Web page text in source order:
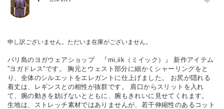
申し訳ございません。ただいま在庫がございません。
バリ島のヨガウェアショップ 『mi,iik（ミイック）』 新作アイテム
”ヨガドレス”です。 胸元とウェスト部分に細かくシャーリングをと
り、全体のシルエットをエレガントに仕上げました。 お尻が隠れる
着丈は、レギンスとの相性が抜群です。 肩口からスリットを入れ
て、腕の動きを妨げないとともに、腕もきれいに見せてくれます。
生地は、ストレッチ素材ではありませんが、若干伸縮性のあるコット